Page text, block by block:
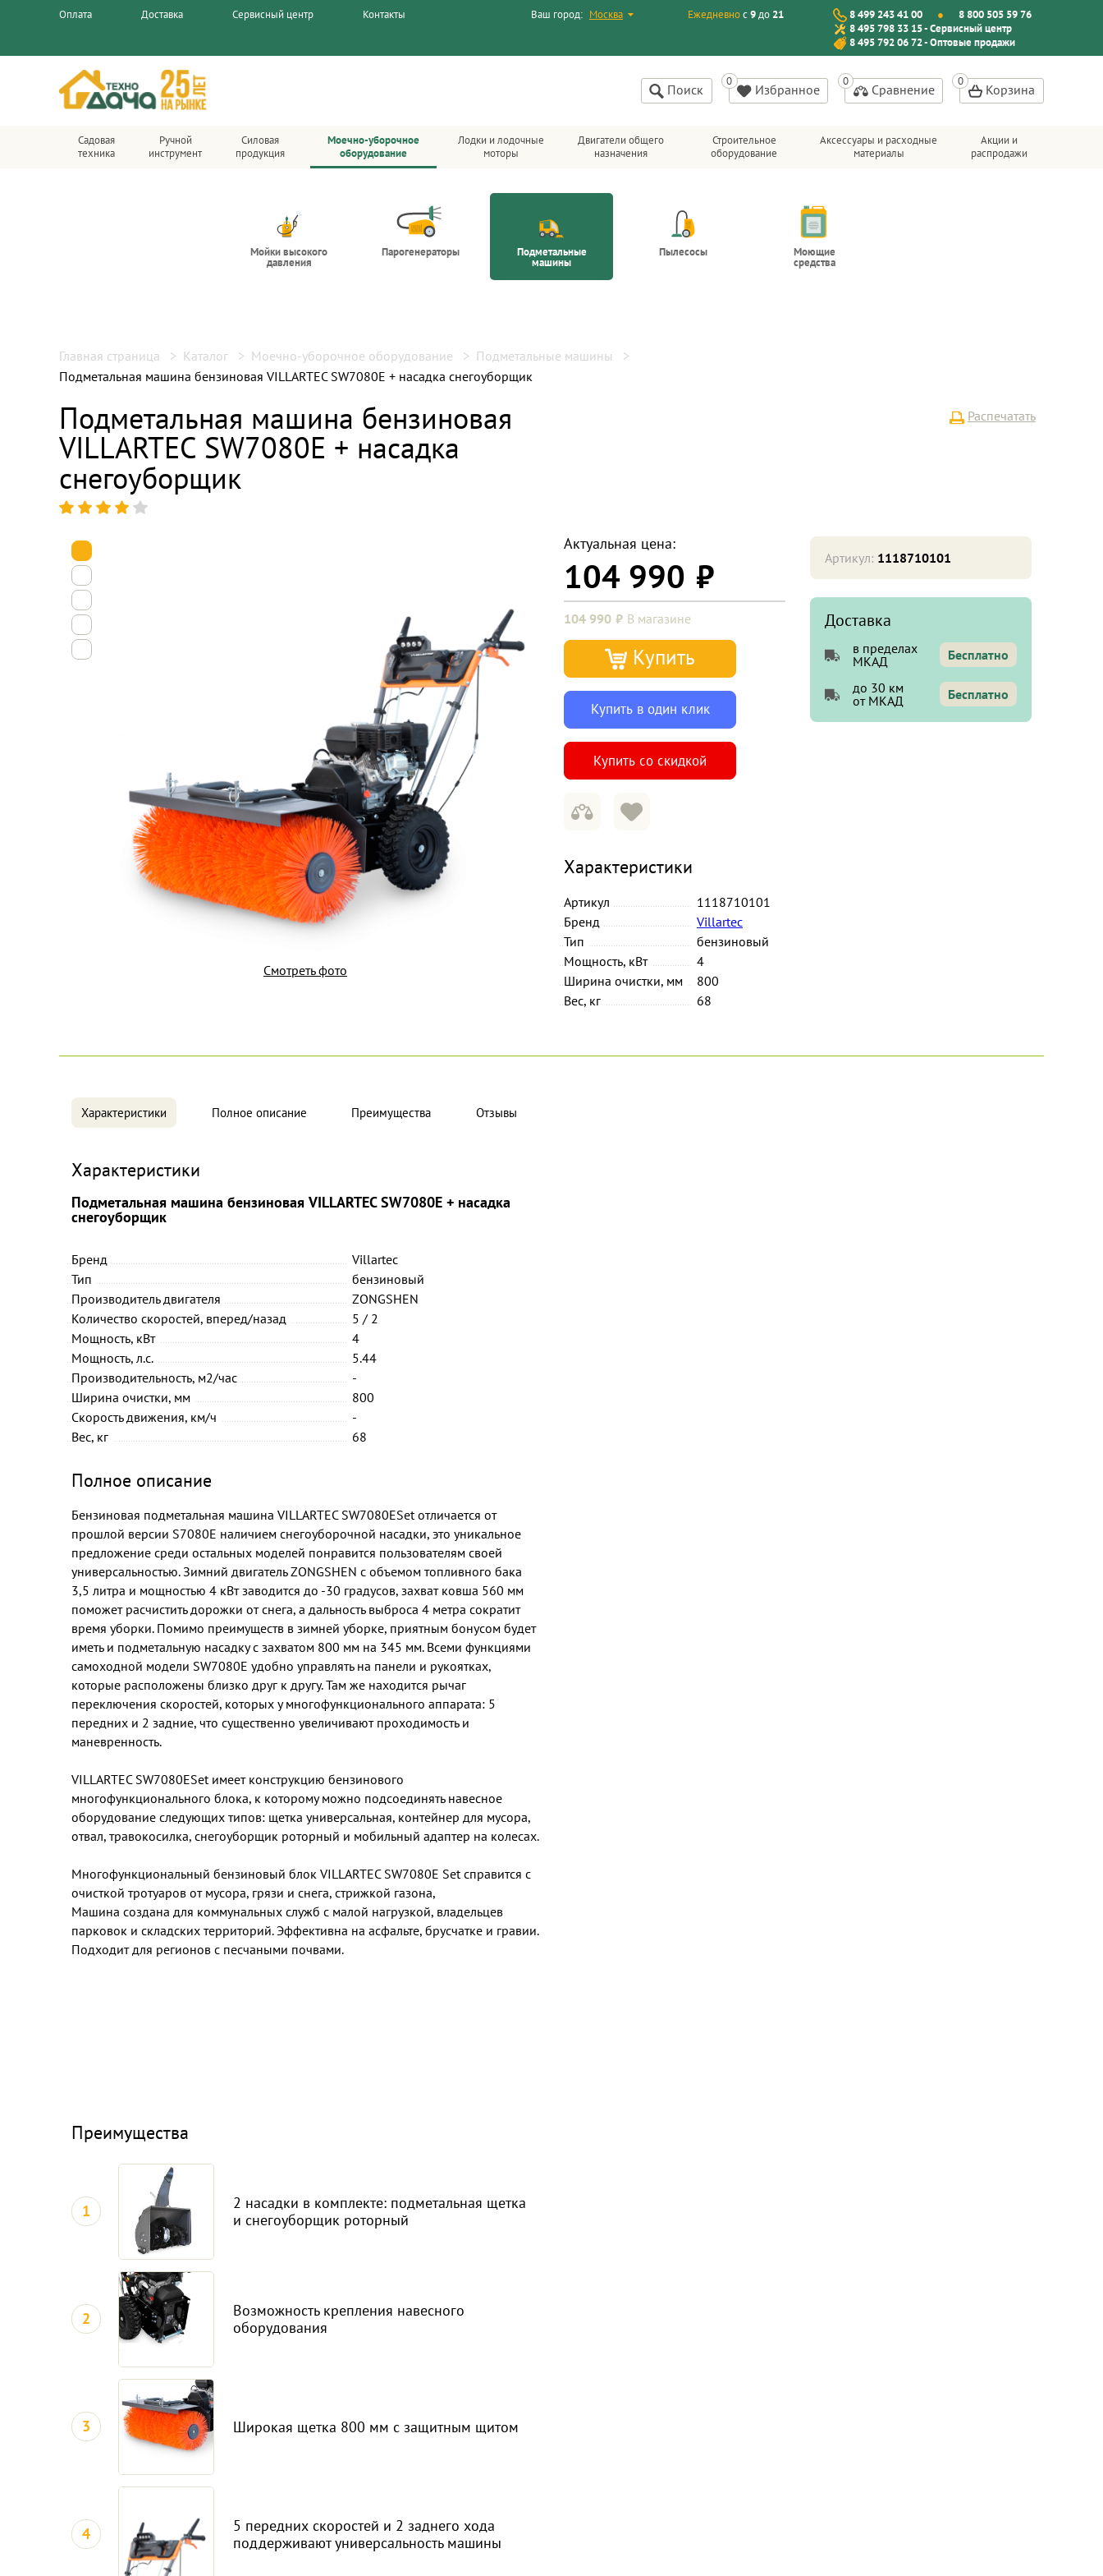
Оплата Доставка Сервисный центр Контакты Ваш город: Москва Ежедневнос9до 21 8 499 243 41 00
8 800 505 59 76
8 495 798 33 15 - Сервисный центр
8 495 792 06 72 - Оптовые продажи
Поиск Избранное Сравнение Корзина
Садовая
техника
Ручной
инструмент
Силовая
продукция
Моечно-уборочное
оборудование
Лодки и лодочные
моторы
Двигатели общего
назначения
Строительное
оборудование
Аксессуары и расходные
материалы
Акции и
распродажи
Мойки высокого
давления
Парогенераторы Подметальные
машины
Пылесосы Моющие
средства
Главная страница Каталог Моечно-уборочное оборудование
Подметальные машины
Подметальная машина бензиновая VILLARTEC SW7080E + насадка снегоуборщик
Подметальная машина бензиновая
VILLARTEC SW7080E + насадка
снегоуборщик
Распечатать
Смотреть фото
Актуальная цена:
104 990
104 990 В магазине
Купить
Купить в один клик
Купить со скидкой
Характеристики
Артикул
1118710101
Бренд
Villartec
Тип
бензиновый
Мощность, кВт
4
Ширина очистки, мм
800
Вес, кг
68
Артикул: 1118710101
Доставка
в пределах
МКАД
Бесплатно
до 30 км
от МКАД
Бесплатно
Характеристики Полное описание Преимущества Отзывы
Характеристики
Подметальная машина бензиновая VILLARTEC SW7080E + насадка
снегоуборщик
Бренд
Villartec
Тип
бензиновый
Производитель двигателя
ZONGSHEN
Количество скоростей, вперед/назад
5 / 2
Мощность, кВт
4
Мощность, л.с.
5.44
Производительность, м2/час
-
Ширина очистки, мм
800
Скорость движения, км/ч
-
Вес, кг
68
Полное описание
Бензиновая подметальная машина VILLARTEC SW7080ESet отличается от
прошлой версии S7080E наличием снегоуборочной насадки, это уникальное
предложение среди остальных моделей понравится пользователям своей
универсальностью. Зимний двигатель ZONGSHEN с объемом топливного бака
3,5 литра и мощностью 4 кВт заводится до -30 градусов, захват ковша 560 мм
поможет расчистить дорожки от снега, а дальность выброса 4 метра сократит
время уборки. Помимо преимуществ в зимней уборке, приятным бонусом будет
иметь и подметальную насадку с захватом 800 мм на 345 мм. Всеми функциями
самоходной модели SW7080E удобно управлять на панели и рукоятках,
которые расположены близко друг к другу. Там же находится рычаг
переключения скоростей, которых у многофункционального аппарата: 5
передних и 2 задние, что существенно увеличивают проходимость и
маневренность.
VILLARTEC SW7080ESet имеет конструкцию бензинового
многофункционального блока, к которому можно подсоединять навесное
оборудование следующих типов: щетка универсальная, контейнер для мусора,
отвал, травокосилка, снегоуборщик роторный и мобильный адаптер на колесах.
Многофункциональный бензиновый блок VILLARTEC SW7080E Set справится с
очисткой тротуаров от мусора, грязи и снега, стрижкой газона,
Машина создана для коммунальных служб с малой нагрузкой, владельцев
парковок и складских территорий. Эффективна на асфальте, брусчатке и гравии.
Подходит для регионов с песчаными почвами.
Преимущества
1
2 насадки в комплекте: подметальная щетка
и снегоуборщик роторный
2
Возможность крепления навесного
оборудования
3 Широкая щетка 800 мм с защитным щитом
4
5 передних скоростей и 2 заднего хода
поддерживают универсальность машины